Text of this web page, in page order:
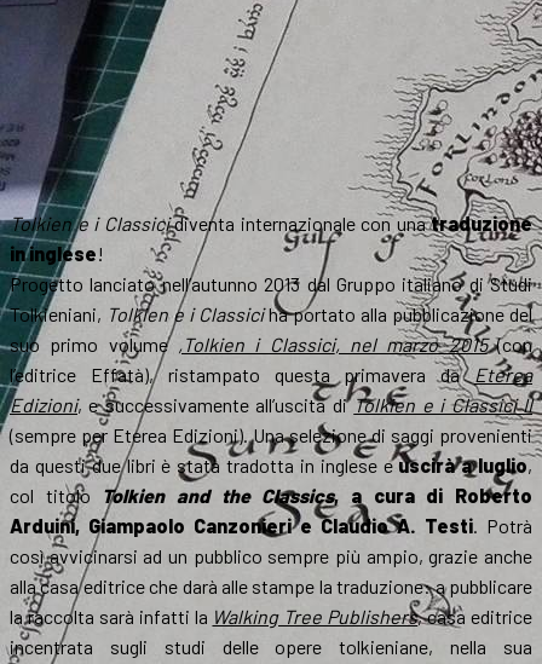
Tolkien e i Classicidiventa internazionale con unatraduzione
in inglese!
Progetto lanciato nell’autunno 2013 dal Gruppo italiano di Studi
Tolkieniani, Tolkien e i Classiciha portato alla pubblicazione del
suo primo volume ,Tolkien i Classici, nel marzo 2015(con
l’editrice Effatà), ristampato questa primavera daEterea
Edizioni, e successivamente all’uscita di Tolkien e i Classici II
(sempre per Eterea Edizioni). Una selezione di saggi provenienti
da questi due libri è stata tradotta in inglese euscirà a luglio,
col titolo Tolkien and the Classics, a cura di Roberto
Arduini, Giampaolo Canzonieri e Claudio A. Testi. Potrà
così avvicinarsi ad un pubblico sempre più ampio, grazie anche
alla casa editrice che darà alle stampe la traduzione: a pubblicare
la raccolta sarà infatti la Walking Tree Publishers, casa editrice
incentrata sugli studi delle opere tolkieniane, nella sua